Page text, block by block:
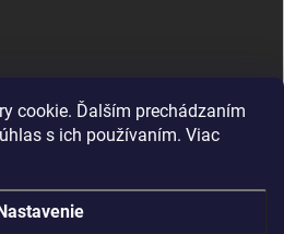
cookie. Ďalším prechádzaním
s ich používaním. Viac